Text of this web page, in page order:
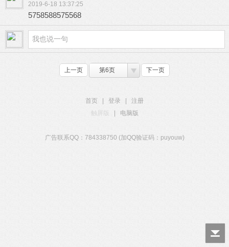
2019-6-18 13:37:25
5758588575568
上一页 第6页 下一页
首页 登录
注册
触屏版
电脑版
广告联系QQ：784338750 (加QQ验证码：puyouw)